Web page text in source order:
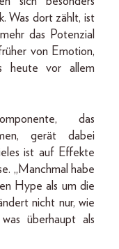
Was dort zählt, ist
das Potenzial
von Emotion,
heute vor allem
das
gerät dabei
ist auf Effekte
„Manchmal habe
Hype als um die
nicht nur, wie
überhaupt als